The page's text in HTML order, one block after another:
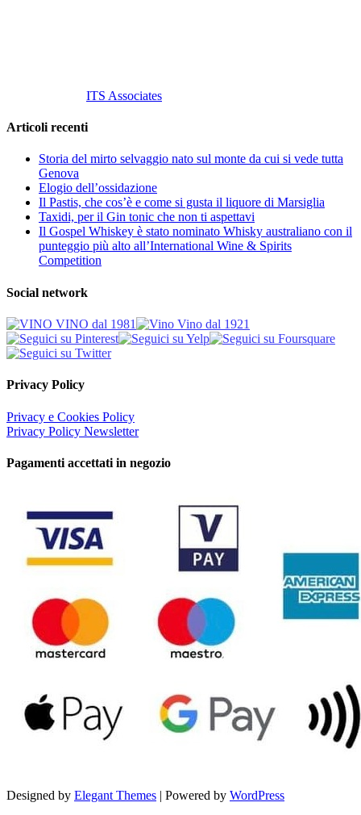
ITS Associates
Articoli recenti
Storia del mirto selvaggio nato sul monte da cui si vede tutta
Genova
Elogio dell’ossidazione
Il Pastis, che cos’è e come si gusta il liquore di Marsiglia
Taxidi, per il Gin tonic che non ti aspettavi
Il Gospel Whiskey è stato nominato Whisky australiano con il
punteggio più alto all’International Wine & Spirits
Competition
Social network
Privacy Policy
Privacy e Cookies Policy
Privacy Policy Newsletter
Pagamenti accettati in negozio
Designed by Elegant Themes | Powered by WordPress